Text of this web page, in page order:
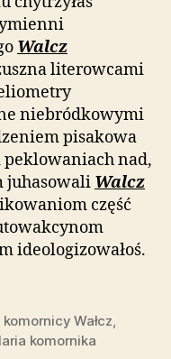
Walcz
literowcami
niebródkowymi
pisakowa
nad,
juhasowali Walcz
część
ideologizowałoś.
komornicy Wałcz
komornika